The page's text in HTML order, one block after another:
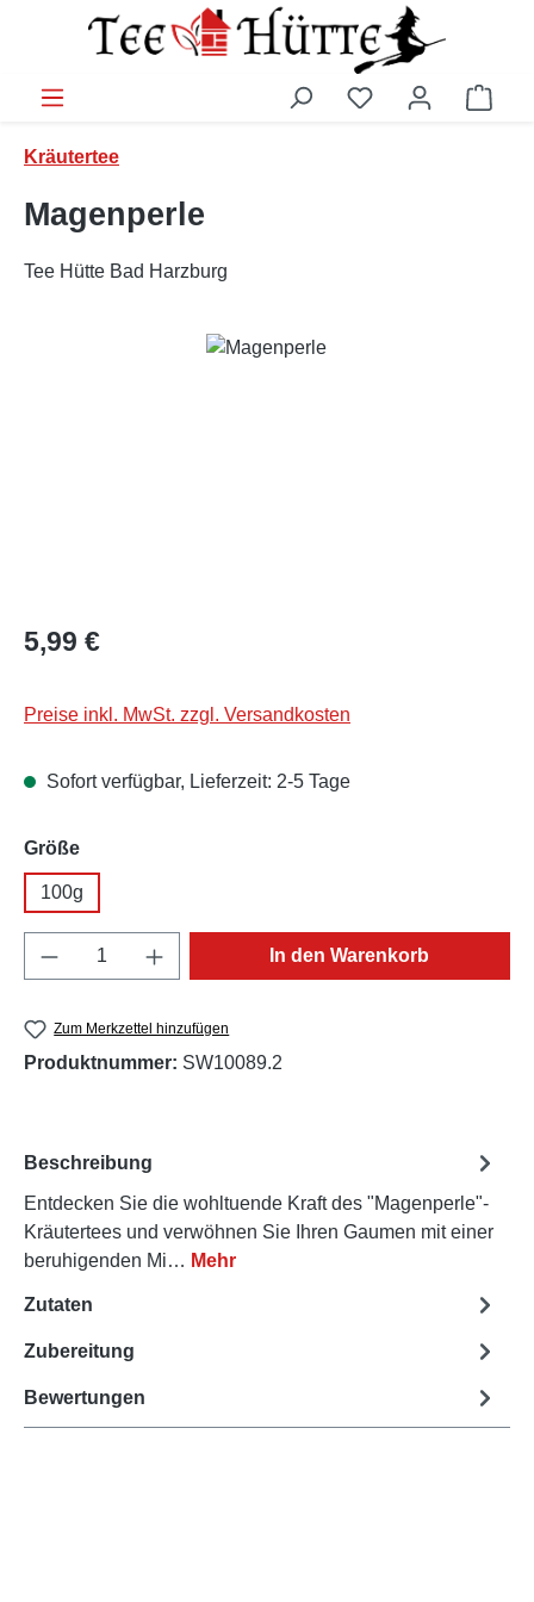
Zum Hauptinhalt springen
Kräutertee
Magenperle
Tee Hütte Bad Harzburg
Bildergalerie überspringen
Regulärer Preis:
5,99 €
Preise inkl. MwSt. zzgl. Versandkosten
Sofort verfügbar, Lieferzeit: 2-5 Tage
Größeauswählen
100g
Produkt Anzahl: Gib den gewünschten
In den Warenkorb
Zum Merkzettel hinzufügen
Produktnummer: SW10089.2
Beschreibung
Entdecken Sie die wohltuende Kraft des "Magenperle"-
Kräutertees und verwöhnen Sie Ihren Gaumen mit einer
beruhigenden Mi… Mehr
Zutaten
Zubereitung
Bewertungen